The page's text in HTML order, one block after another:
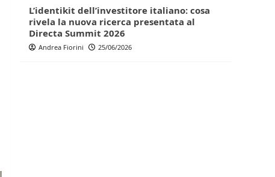
L’identikit dell’investitore italiano: cosa
rivela la nuova ricerca presentata al
Directa Summit 2026
Andrea Fiorini 25/06/2026